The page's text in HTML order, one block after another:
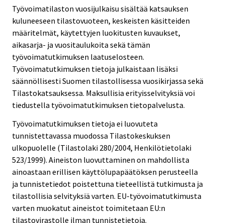
Työvoimatilaston vuosijulkaisu sisältää katsauksen
kuluneeseen tilastovuoteen, keskeisten käsitteiden
määritelmät, käytettyjen luokitusten kuvaukset,
aikasarja- ja vuositaulukoita sekä tämän
työvoimatutkimuksen laatuselosteen.
Työvoimatutkimuksen tietoja julkaistaan lisäksi
säännöllisesti Suomen tilastollisessa vuosikirjassa sekä
Tilastokatsauksessa. Maksullisia erityisselvityksiä voi
tiedustella työvoimatutkimuksen tietopalvelusta.
Työvoimatutkimuksen tietoja ei luovuteta
tunnistettavassa muodossa Tilastokeskuksen
ulkopuolelle (Tilastolaki 280/2004, Henkilötietolaki
523/1999). Aineiston luovuttaminen on mahdollista
ainoastaan erillisen käyttölupapäätöksen perusteella
ja tunnistetiedot poistettuna tieteellistä tutkimusta ja
tilastollisia selvityksiä varten. EU-työvoimatutkimusta
varten muokatut aineistot toimitetaan EU:n
tilastovirastolle ilman tunnistetietoja.